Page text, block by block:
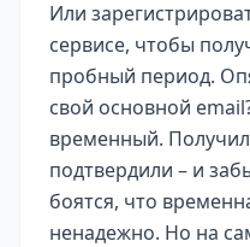
Или
сервисе, чтобы
пробный период.
свой основной
временный.
подтвердили – и
боятся, что
ненадежно. Но на